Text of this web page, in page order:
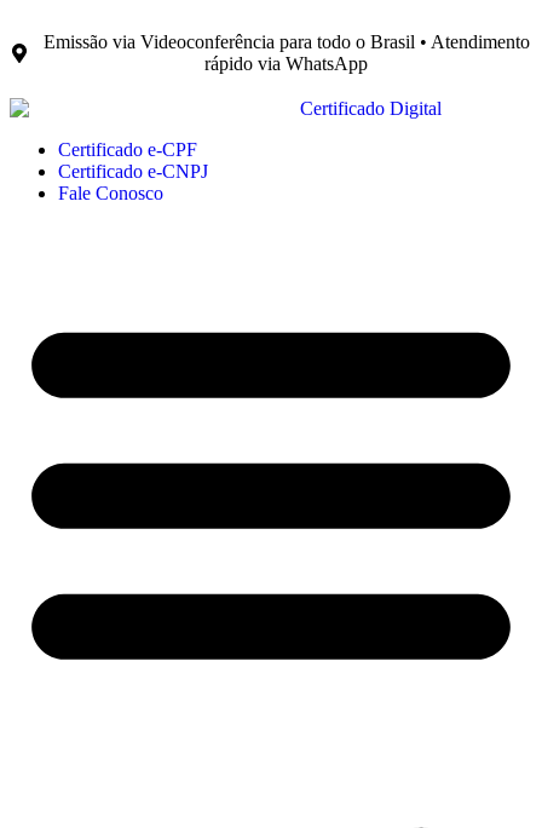
Emissão via Videoconferência para todo o Brasil • Atendimento
rápido via WhatsApp
Certificado e-CPF
Certificado e-CNPJ
Fale Conosco